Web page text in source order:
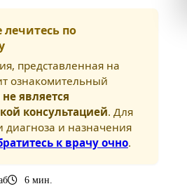
по
представленная на
ознакомительный
не является
консультацией. Для
диагноза и назначения
к врачу очно.
6 мин.